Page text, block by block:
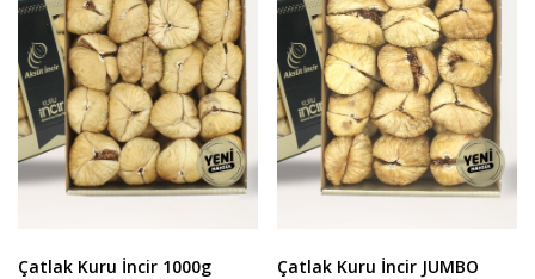
Çatlak Kuru İncir 1000g
Çatlak Kuru İncir JUMBO